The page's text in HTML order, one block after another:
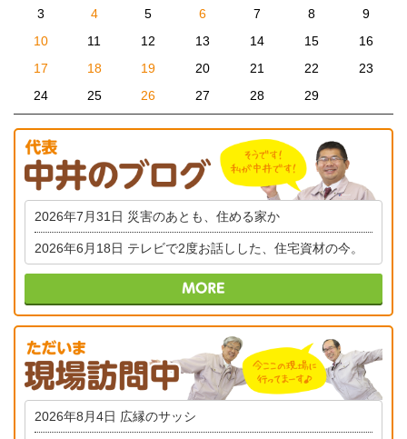
3 4 5 6 7 8
9
10
11 12 13 14 15
16
17
18 19 20 21 22
23
24
25 26 27 28 29
2026年7月31日 災害のあとも、住める家か
2026年6月18日 テレビで2度お話しした、住宅資材の今。
2026年8月4日 広縁のサッシ